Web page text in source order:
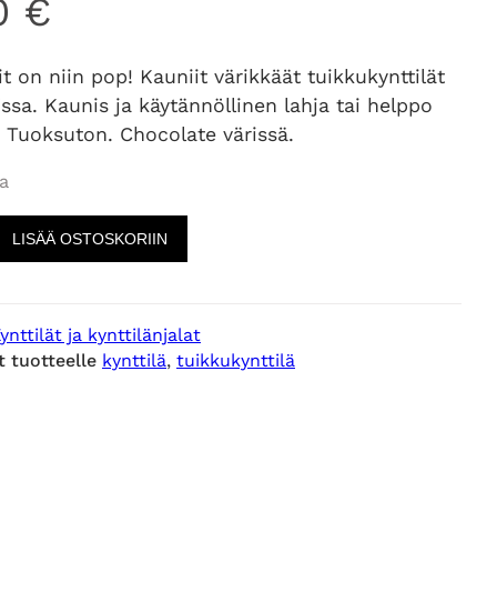
€
on niin pop! Kauniit värikkäät tuikkukynttilät
Kaunis ja käytännöllinen lahja tai helppo
Chocolate värissä.
LISÄÄ OSTOSKORIIN
ja kynttilänjalat
tuotteelle kynttilä, tuikkukynttilä